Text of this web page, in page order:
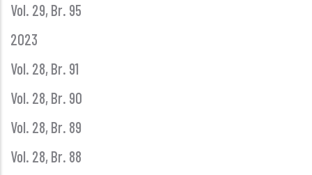
Vol. 29, Br. 95
2023
Vol. 28, Br. 91
Vol. 28, Br. 90
Vol. 28, Br. 89
Vol. 28, Br. 88